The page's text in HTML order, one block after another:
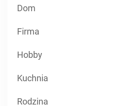
Dom
Firma
Hobby
Kuchnia
Rodzina